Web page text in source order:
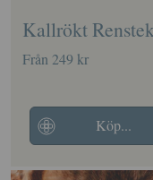
Kallrökt
Från 249 kr
Köp...